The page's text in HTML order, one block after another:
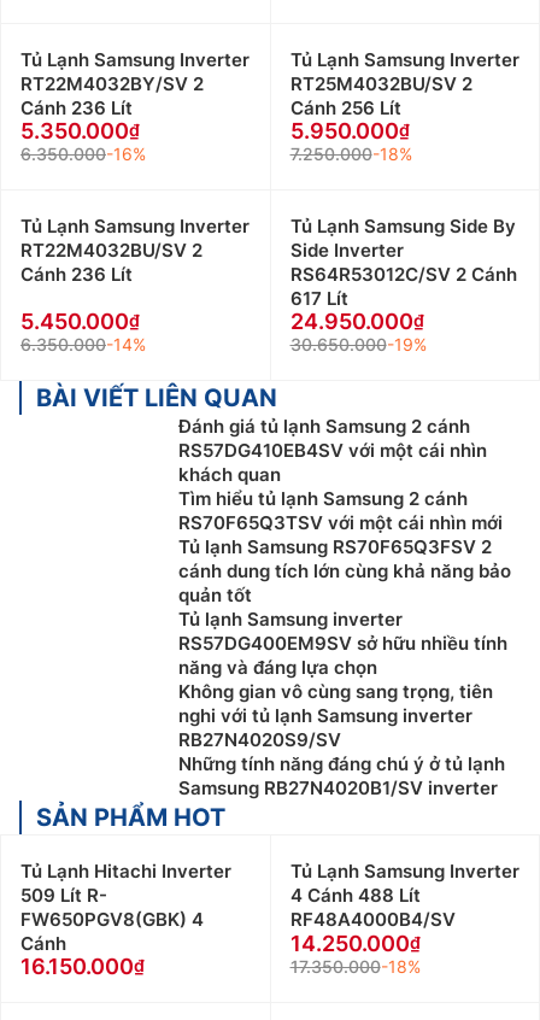
Tủ Lạnh Samsung Inverter
RT22M4032BY/SV 2
Cánh 236 Lít
5.350.000
6.350.000-16%
Tủ Lạnh Samsung Inverter
RT25M4032BU/SV 2
Cánh 256 Lít
5.950.000
7.250.000-18%
Tủ Lạnh Samsung Inverter
RT22M4032BU/SV 2
Cánh 236 Lít
5.450.000
6.350.000-14%
Tủ Lạnh Samsung Side By
Side Inverter
RS64R53012C/SV 2 Cánh
617 Lít
24.950.000
30.650.000-19%
BÀI VIẾT LIÊN QUAN
Đánh giá tủ lạnh Samsung 2 cánh
RS57DG410EB4SV với một cái nhìn
khách quan
Tìm hiểu tủ lạnh Samsung 2 cánh
RS70F65Q3TSV với một cái nhìn mới
Tủ lạnh Samsung RS70F65Q3FSV 2
cánh dung tích lớn cùng khả năng bảo
quản tốt
Tủ lạnh Samsung inverter
RS57DG400EM9SV sở hữu nhiều tính
năng và đáng lựa chọn
Không gian vô cùng sang trọng, tiên
nghi với tủ lạnh Samsung inverter
RB27N4020S9/SV
Những tính năng đáng chú ý ở tủ lạnh
Samsung RB27N4020B1/SV inverter
SẢN PHẨM HOT
Tủ Lạnh Hitachi Inverter
509 Lít R-
FW650PGV8(GBK) 4
Cánh
16.150.000
Tủ Lạnh Samsung Inverter
4 Cánh 488 Lít
RF48A4000B4/SV
14.250.000
17.350.000-18%